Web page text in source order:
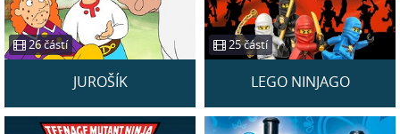
26 částí
JUROŠÍK
25 částí
LEGO NINJAGO